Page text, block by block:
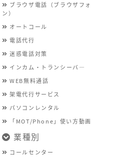
ブラウザ電話（ブラウザフォ
ン）
オートコール
電話代行
迷惑電話対策
インカム・トランシーバ―
WEB無料通話
架電代行サービス
パソコンレンタル
「MOT/Phone」使い方動画
業種別
コールセンター